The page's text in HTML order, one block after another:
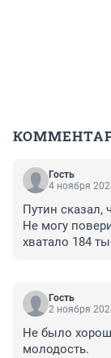
Гость
4 ноября
Путин сказал,
Не могу
хватало 184
Гость
2 ноября
Не было
молодость.